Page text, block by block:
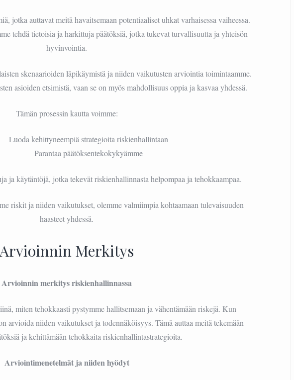
jotka auttavat meitä havaitsemaan potentiaaliset uhkat varhaisessa vaiheessa.
tehdä tietoisia ja harkittuja päätöksiä, jotka tukevat turvallisuutta ja yhteisön
hyvinvointia.
skenaarioiden läpikäymistä ja niiden vaikutusten arviointia toimintaamme.
asioiden etsimistä, vaan se on myös mahdollisuus oppia ja kasvaa yhdessä.
Tämän prosessin kautta voimme:
Luoda kehittyneempiä strategioita riskienhallintaan
Parantaa päätöksentekokykyämme
ja käytäntöjä, jotka tekevät riskienhallinnasta helpompaa ja tehokkaampaa.
riskit ja niiden vaikutukset, olemme valmiimpia kohtaamaan tulevaisuuden
haasteet yhdessä.
Arvioinnin Merkitys
Arvioinnin merkitys riskienhallinnassa
miten tehokkaasti pystymme hallitsemaan ja vähentämään riskejä. Kun
arvioida niiden vaikutukset ja todennäköisyys. Tämä auttaa meitä tekemään
ja kehittämään tehokkaita riskienhallintastrategioita.
Arviointimenetelmät ja niiden hyödyt